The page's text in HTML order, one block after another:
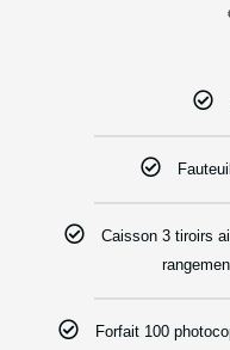
Caisson 3 tiroirs
Forfait 100